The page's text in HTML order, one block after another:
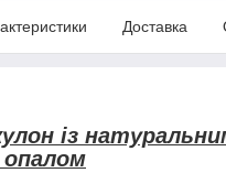
Доставка
із